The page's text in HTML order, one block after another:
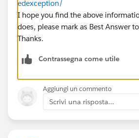
edexception/
I hope you find the above
does, please mark as Best Answer
Thanks.
Contrassegna come utile
Aggiungi un commento
Scrivi una risposta...